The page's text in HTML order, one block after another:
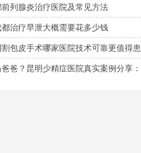
前列腺炎治疗医院及常见方法
都治疗早泄大概需要花多少钱
包皮手术哪家医院技术可靠更值得患者信赖
？昆明少精症医院真实案例分享：从绝望到惊喜仅需一步